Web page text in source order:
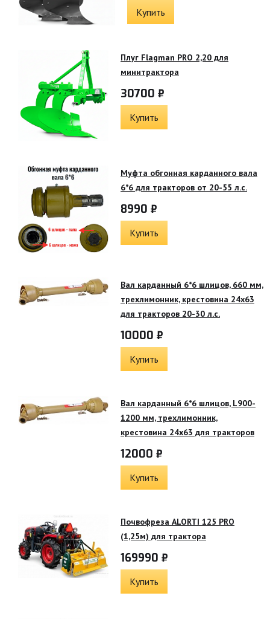
Купить
Плуг Flagman PRO 2,20 для
минитрактора
30700 ₽
Купить
Муфта обгонная карданного вала
6*6 для тракторов от 20-55 л.с.
8990 ₽
Купить
Вал карданный 6*6 шлицов, 660 мм,
трехлимонник, крестовина 24х63
для тракторов 20-30 л.с.
10000 ₽
Купить
Вал карданный 6*6 шлицов, L900-
1200 мм, трехлимонник,
крестовина 24х63 для тракторов
12000 ₽
Купить
Почвофреза ALORTI 125 PRO
(1,25м) для трактора
169990 ₽
Купить